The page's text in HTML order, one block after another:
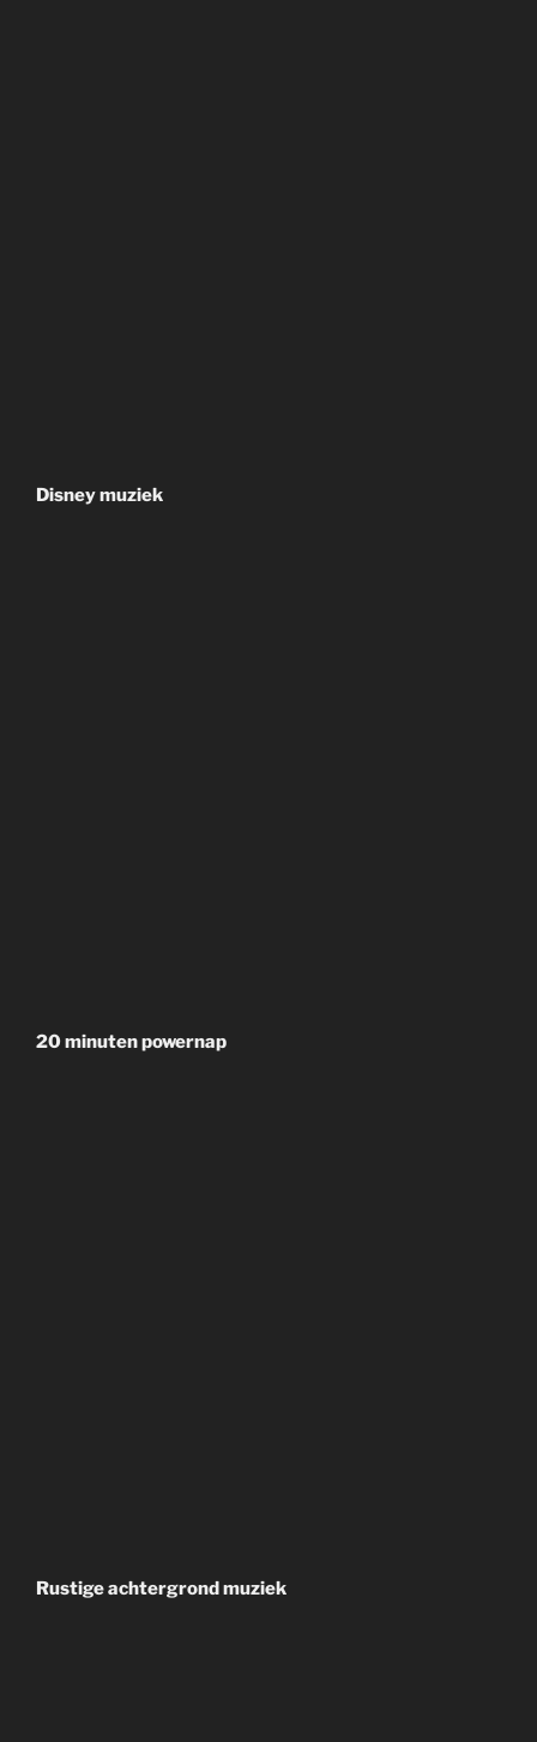
Disney muziek
20 minuten powernap
Rustige achtergrond muziek